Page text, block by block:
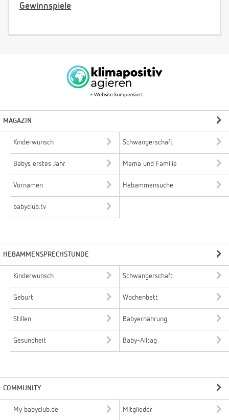
Gewinnspiele
MAGAZIN
Kinderwunsch Schwangerschaft
Babys erstes Jahr Mama und Familie
Vornamen Hebammensuche
babyclub.tv
HEBAMMENSPRECHSTUNDE
Kinderwunsch Schwangerschaft
Geburt Wochenbett
Stillen Babyernährung
Gesundheit Baby-Alltag
COMMUNITY
My babyclub.de Mitglieder